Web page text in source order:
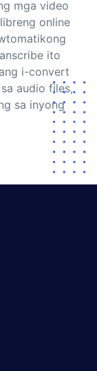
mga video
online
ito
i-convert
audio files,
sa inyong